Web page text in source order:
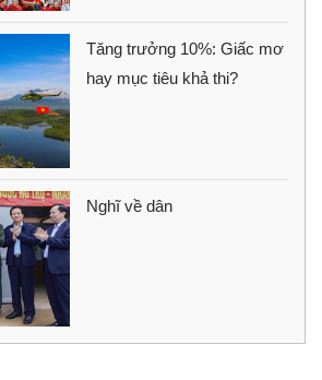
Tăng trưởng 10%: Giấc mơ
hay mục tiêu khả thi?
Nghĩ về dân